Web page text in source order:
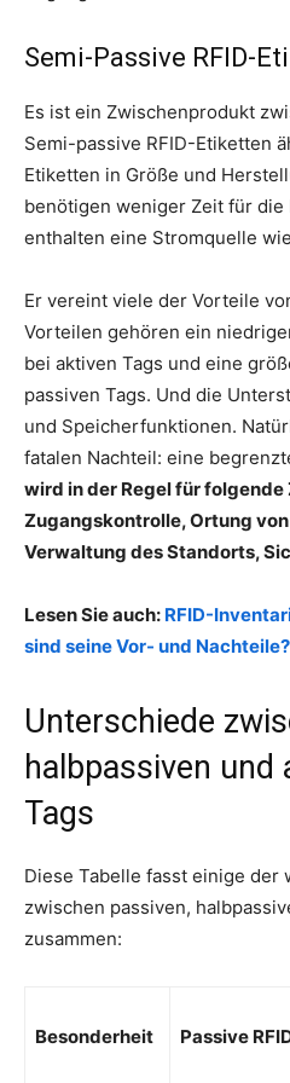
Semi-Passive RFID-
Es ist ein Zwischenprodukt
Semi-passive RFID-Etiketten
Etiketten in Größe und
benötigen weniger Zeit für
enthalten eine Stromquelle
Er vereint viele der Vorteile
Vorteilen gehören ein
bei aktiven Tags und eine
passiven Tags. Und die
und Speicherfunktionen.
fatalen Nachteil: eine
wird in der Regel für
Zugangskontrolle, Ortung
Verwaltung des Standorts,
Lesen Sie auch: RFID-
sind seine Vor- und Nachteile?
Unterschiede
halbpassiven und
Tags
Diese Tabelle fasst einige
zwischen passiven,
zusammen:
Besonderheit Passive